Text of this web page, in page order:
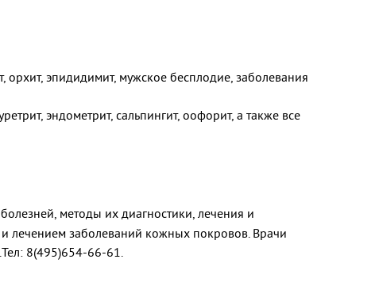
орхит, эпидидимит, мужское бесплодие, заболевания
эндометрит, сальпингит, оофорит, а также все
методы их диагностики, лечения и
лечением заболеваний кожных покровов. Врачи
8(495)654-66-61.